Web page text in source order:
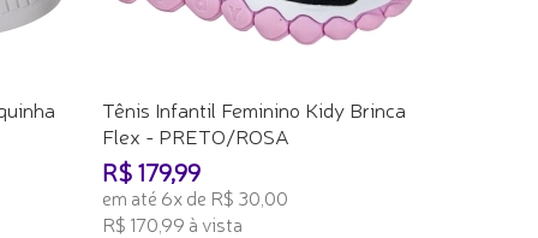
Tênis Infantil Feminino Kidy Brinca
Flex - PRETO/ROSA
R$ 179,99
em até 6x de R$ 30,00
R$ 170,99 à vista